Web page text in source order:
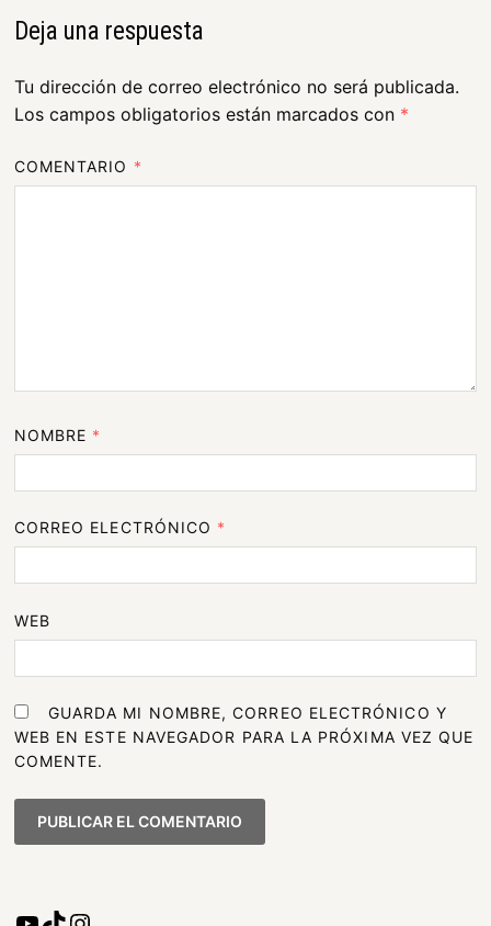
Deja una respuesta
Tu dirección de correo electrónico no será publicada.
Los campos obligatorios están marcados con *
COMENTARIO *
NOMBRE *
CORREO ELECTRÓNICO *
WEB
GUARDA MI NOMBRE, CORREO ELECTRÓNICO Y
WEB EN ESTE NAVEGADOR PARA LA PRÓXIMA VEZ QUE
COMENTE.